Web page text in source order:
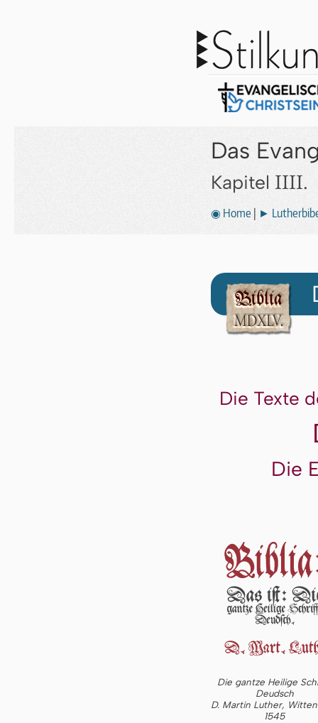
Das
Kapitel IIII.
◉ Home ►
Die Texte
Die
Die gantze Heilige
Deudsch
D. Martin Luther,
1545